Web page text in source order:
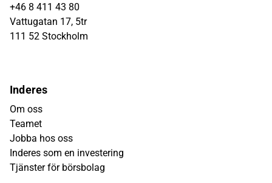
+46 8 411 43 80
Vattugatan 17, 5tr
111 52 Stockholm
Inderes
Om oss
Teamet
Jobba hos oss
Inderes som en investering
Tjänster för börsbolag